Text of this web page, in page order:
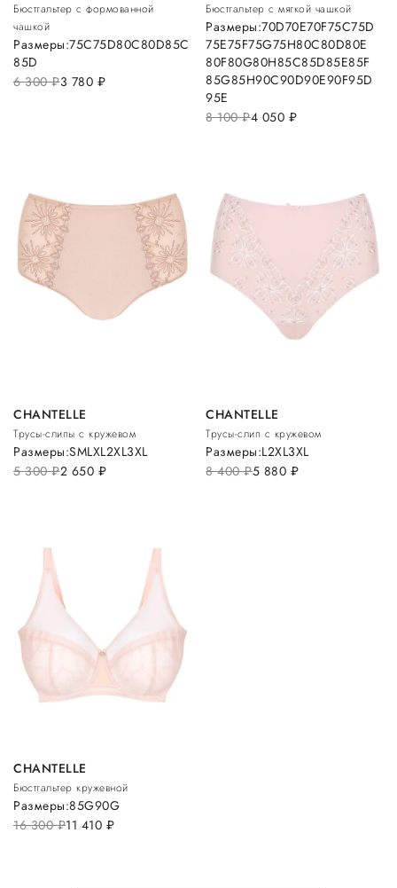
Бюстгальтер с формованной
чашкой
6 300руб.3 780 руб.
Размеры:75C75D80C80D85C
85D
Бюстгальтер с мягкой чашкой
8 100руб.4 050 руб.
Размеры:70D70E70F75C75D
75E75F75G75H80C80D80E
80F80G80H85C85D85E85F
85G85H90C90D90E90F95D
95E
CHANTELLE
Трусы-слипы с кружевом
5 300руб.2 650 руб.
Размеры:SMLXL2XL3XL
CHANTELLE
Трусы-слип с кружевом
8 400руб.5 880 руб.
Размеры:L2XL3XL
CHANTELLE
Бюстгальтер кружевной
16 300руб.11 410 руб.
Размеры:85G90G